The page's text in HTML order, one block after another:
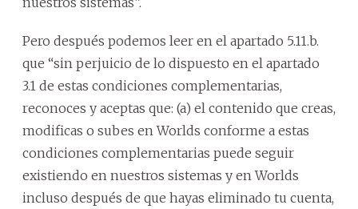
Pero después podemos leer en el apartado 5.11.b.
que “sin perjuicio de lo dispuesto en el apartado
3.1 de estas condiciones complementarias,
reconoces y aceptas que: (a) el contenido que creas,
modificas o subes en Worlds conforme a estas
condiciones complementarias puede seguir
existiendo en nuestros sistemas y en Worlds
incluso después de que hayas eliminado tu cuenta,